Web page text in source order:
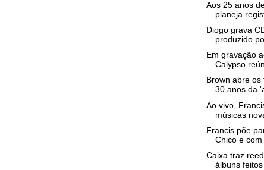
Aos 25 anos
planeja
Diogo grava
produzido
Em gravação
Calypso
Brown abre
30 anos da
Ao vivo,
músicas
Francis põe
Chico e com
Caixa traz
álbuns feitos